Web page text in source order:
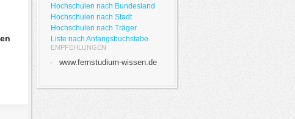
Hochschulen nach Bundesland
Hochschulen nach Stadt
Hochschulen nach Träger
Liste nach Anfangsbuchstabe
EMPFEHLUNGEN
www.fernstudium-wissen.de